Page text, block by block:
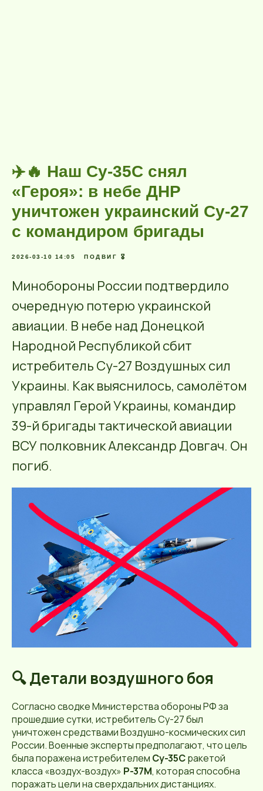
✈️🔥 Наш Су-35С снял
«Героя»: в небе ДНР
уничтожен украинский Су-27
с командиром бригады
2026-03-10 14:05 ПОДВИГ 🎖️
Минобороны России подтвердило
очередную потерю украинской
авиации. В небе над Донецкой
Народной Республикой сбит
истребитель Су-27 Воздушных сил
Украины. Как выяснилось, самолётом
управлял Герой Украины, командир
39-й бригады тактической авиации
ВСУ полковник Александр Довгач. Он
погиб.
🔍 Детали воздушного боя
Согласно сводке Министерства обороны РФ за
прошедшие сутки, истребитель Су-27 был
уничтожен средствами Воздушно-космических сил
России. Военные эксперты предполагают, что цель
была поражена истребителем Су-35Сракетой
класса «воздух-воздух» Р-37М, которая способна
поражать цели на сверхдальних дистанциях.